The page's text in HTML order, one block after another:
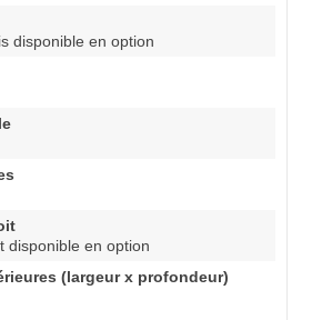
disponible en option
disponible en option
(largeur x profondeur)